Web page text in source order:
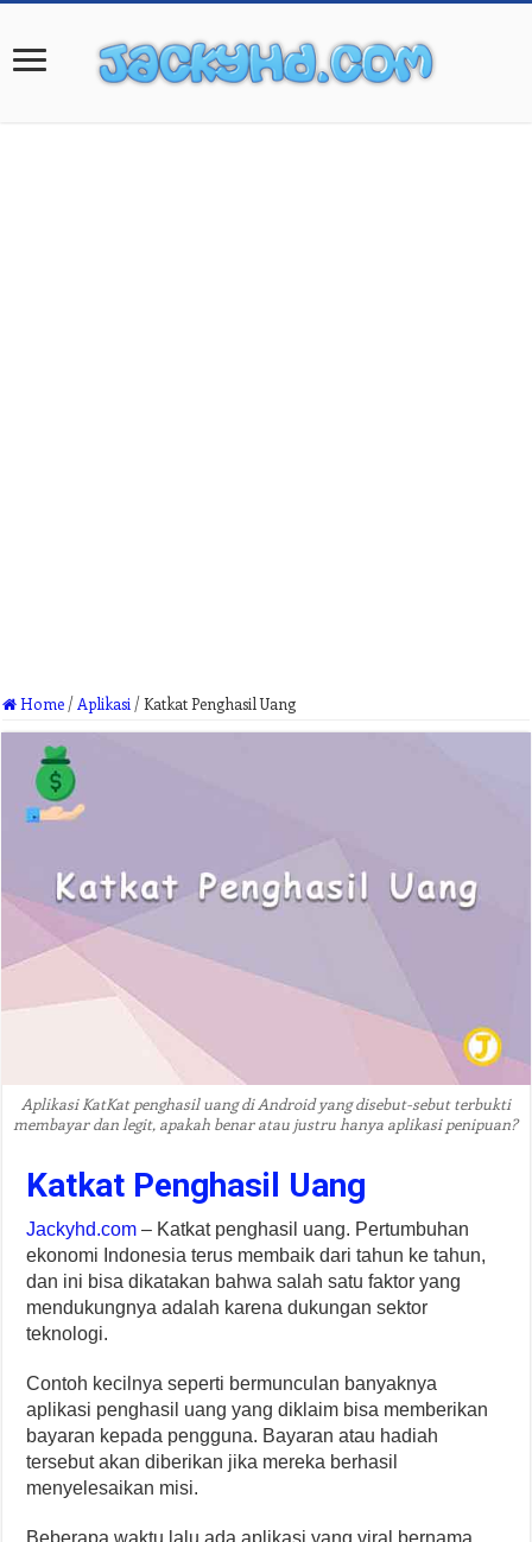
Home / Aplikasi /Katkat Penghasil Uang
Aplikasi KatKat penghasil uang di Android yang disebut-sebut terbukti
membayar dan legit, apakah benar atau justru hanya aplikasi penipuan?
Katkat Penghasil Uang
Jackyhd.com – Katkat penghasil uang. Pertumbuhan
ekonomi Indonesia terus membaik dari tahun ke tahun,
dan ini bisa dikatakan bahwa salah satu faktor yang
mendukungnya adalah karena dukungan sektor
teknologi.
Contoh kecilnya seperti bermunculan banyaknya
aplikasi penghasil uang yang diklaim bisa memberikan
bayaran kepada pengguna. Bayaran atau hadiah
tersebut akan diberikan jika mereka berhasil
menyelesaikan misi.
Beberapa waktu lalu ada aplikasi yang viral bernama